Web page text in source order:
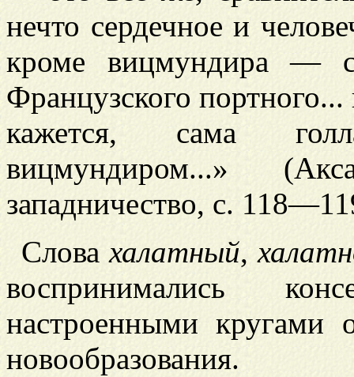
нечто сердечное и
кроме вицмундира —
Французского
кажется, сама
вицмундиром...»
западничество, с.
Словахалатный,
воспринимались
настроенными кругами
новообразования.